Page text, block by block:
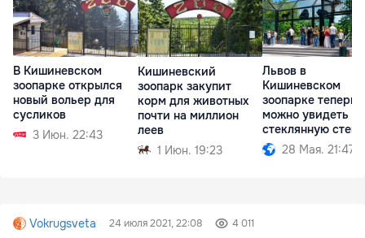
В Кишиневском
зоопарке открылся
новый вольер для
сусликов
3 Июн. 22:43
Кишиневский
зоопарк закупит
корм для животных
почти на миллион
леев
1 Июн. 19:23
Львов в
Кишиневском
зоопарке теперь
можно увидеть
стеклянную стену
28 Мая. 21:47
Vokrugsveta 24 июля 2021, 22:08 4 011